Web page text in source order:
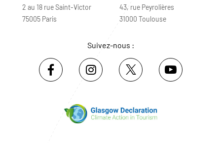
2 au 18 rue Saint-Victor
75005 Paris
43, rue Peyrolières
31000 Toulouse
Suivez-nous :